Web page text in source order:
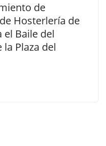
de
Hosterlería de
el Baile del
Plaza del